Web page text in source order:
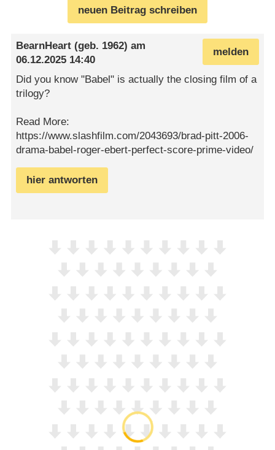
neuen Beitrag schreiben
melden
BearnHeart (geb. 1962) am
06.12.2025 14:40
Did you know "Babel" is actually the closing film of a
trilogy?
Read More:
https://www.slashfilm.com/2043693/brad-pitt-2006-
drama-babel-roger-ebert-perfect-score-prime-video/
hier antworten